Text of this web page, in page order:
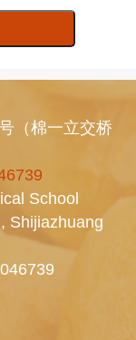
（棉一立交桥
School
Shijiazhuang